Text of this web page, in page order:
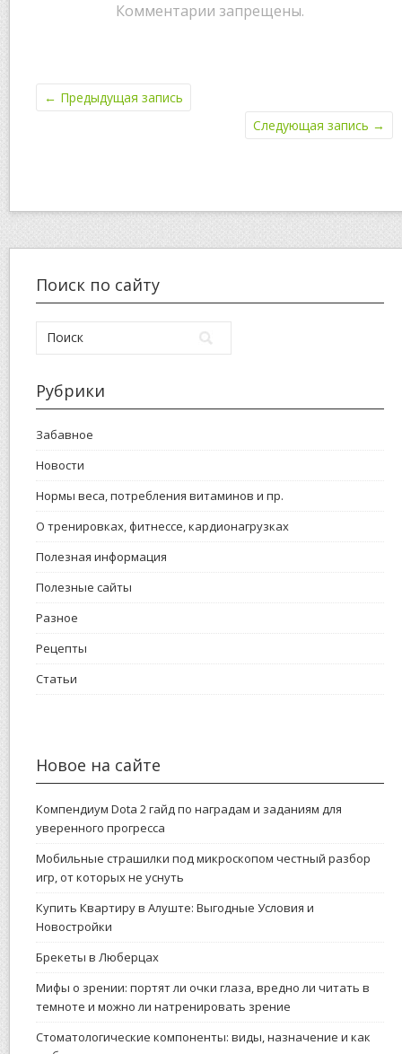
Комментарии запрещены.
← Предыдущая запись
Следующая запись →
Поиск по сайту
Рубрики
Забавное
Новости
Нормы веса, потребления витаминов и пр.
О тренировках, фитнессе, кардионагрузках
Полезная информация
Полезные сайты
Разное
Рецепты
Статьи
Новое на сайте
Компендиум Dota 2 гайд по наградам и заданиям для
уверенного прогресса
Мобильные страшилки под микроскопом честный разбор
игр, от которых не уснуть
Купить Квартиру в Алуште: Выгодные Условия и
Новостройки
Брекеты в Люберцах
Мифы о зрении: портят ли очки глаза, вредно ли читать в
темноте и можно ли натренировать зрение
Стоматологические компоненты: виды, назначение и как